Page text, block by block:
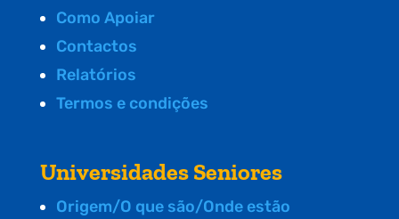
Como Apoiar
Contactos
Relatórios
Termos e condições
Universidades Seniores
Origem/O que são/Onde estão